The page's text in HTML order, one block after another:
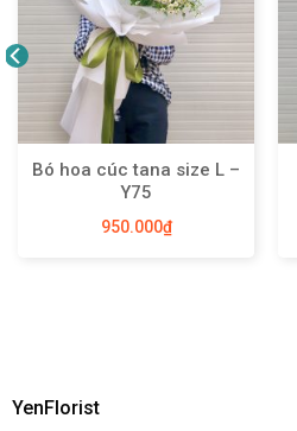
Bó hoa cúc tana size L –
Y75
950.000₫
YenFlorist